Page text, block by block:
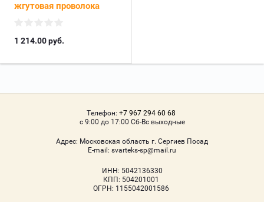
жгутовая проволока
1 214.00руб.
Телефон: +7 967 294 60 68
с 9:00 до 17:00 Сб-Вс выходные
Адрес: Московская область г. Сергиев Посад
Е-mail: svarteks-sp@mail.ru
ИНН: 5042136330
КПП: 504201001
ОГРН: 1155042001586